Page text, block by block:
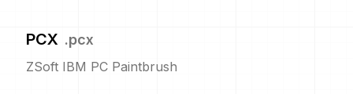
PCX .pcx
ZSoft IBM PC Paintbrush